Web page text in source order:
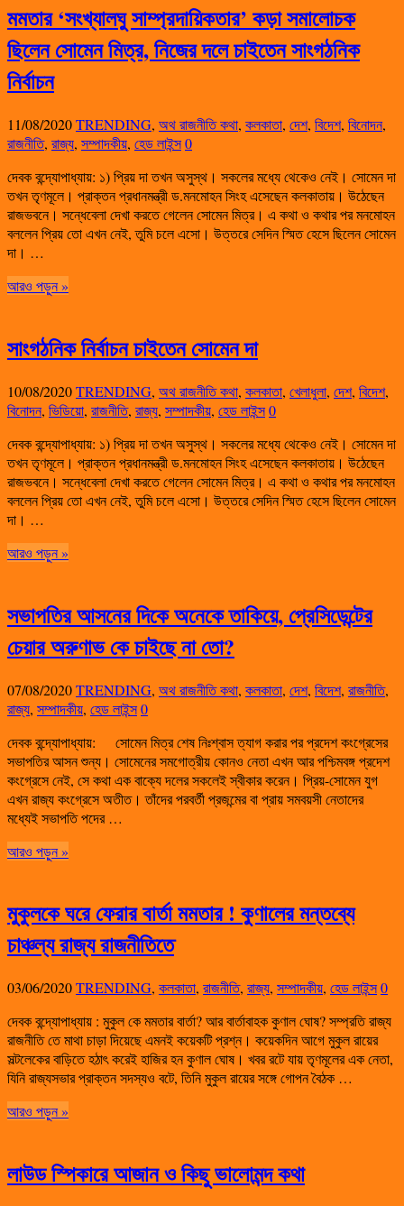
মমতার ‘সংখ্যালঘু সাম্প্রদায়িকতার’ কড়া সমালোচক
ছিলেন সোমেন মিত্র, নিজের দলে চাইতেন সাংগঠনিক
নির্বাচন
11/08/2020TRENDING, অথ রাজনীতি কথা, কলকাতা, দেশ, বিদেশ, বিনোদন,
রাজনীতি, রাজ্য, সম্পাদকীয়, হেড লাইন্স0
দেবক বন্দ্যোপাধ্যায়: ১) প্রিয় দা তখন অসুস্থ। সকলের মধ্যে থেকেও নেই। সোমেন দা
তখন তৃণমূলে। প্রাক্তন প্রধানমন্ত্রী ড.মনমোহন সিংহ এসেছেন কলকাতায়। উঠেছেন
রাজভবনে। সন্ধেবেলা দেখা করতে গেলেন সোমেন মিত্র। এ কথা ও কথার পর মনমোহন
বললেন প্রিয় তো এখন নেই, তুমি চলে এসো। উত্তরে সেদিন স্মিত হেসে ছিলেন সোমেন
দা। …
আরও পড়ুন »
সাংগঠনিক নির্বাচন চাইতেন সোমেন দা
10/08/2020TRENDING, অথ রাজনীতি কথা, কলকাতা, খেলাধুলা, দেশ, বিদেশ,
বিনোদন, ভিডিয়ো, রাজনীতি, রাজ্য, সম্পাদকীয়, হেড লাইন্স0
দেবক বন্দ্যোপাধ্যায়: ১) প্রিয় দা তখন অসুস্থ। সকলের মধ্যে থেকেও নেই। সোমেন দা
তখন তৃণমূলে। প্রাক্তন প্রধানমন্ত্রী ড.মনমোহন সিংহ এসেছেন কলকাতায়। উঠেছেন
রাজভবনে। সন্ধেবেলা দেখা করতে গেলেন সোমেন মিত্র। এ কথা ও কথার পর মনমোহন
বললেন প্রিয় তো এখন নেই, তুমি চলে এসো। উত্তরে সেদিন স্মিত হেসে ছিলেন সোমেন
দা। …
আরও পড়ুন »
সভাপতির আসনের দিকে অনেকে তাকিয়ে, প্রেসিডেন্টের
চেয়ার অরুণাভ কে চাইছে না তো?
07/08/2020TRENDING, অথ রাজনীতি কথা, কলকাতা, দেশ, বিদেশ, রাজনীতি,
রাজ্য, সম্পাদকীয়, হেড লাইন্স0
দেবক বন্দ্যোপাধ্যায়: সোমেন মিত্র শেষ নিঃশ্বাস ত্যাগ করার পর প্রদেশ কংগ্রেসের
সভাপতির আসন শুন্য। সোমেনের সমগোত্রীয় কোনও নেতা এখন আর পশ্চিমবঙ্গ প্রদেশ
কংগ্রেসে নেই, সে কথা এক বাক্যে দলের সকলেই স্বীকার করেন। প্রিয়-সোমেন যুগ
এখন রাজ্য কংগ্রেসে অতীত। তাঁদের পরবর্তী প্রজন্মের বা প্রায় সমবয়সী নেতাদের
মধ্যেই সভাপতি পদের …
আরও পড়ুন »
মুকুলকে ঘরে ফেরার বার্তা মমতার ! কুণালের মন্তব্যে
চাঞ্চল্য রাজ্য রাজনীতিতে
03/06/2020TRENDING, কলকাতা, রাজনীতি, রাজ্য, সম্পাদকীয়, হেড লাইন্স0
দেবক বন্দ্যোপাধ্যায় : মুকুল কে মমতার বার্তা? আর বার্তাবাহক কুণাল ঘোষ? সম্প্রতি রাজ্য
রাজনীতি তে মাথা চাড়া দিয়েছে এমনই কয়েকটি প্রশ্ন। কয়েকদিন আগে মুকুল রায়ের
সল্টলেকের বাড়িতে হঠাৎ করেই হাজির হন কুণাল ঘোষ। খবর রটে যায় তৃণমূলের এক নেতা,
যিনি রাজ্যসভার প্রাক্তন সদস্যও বটে, তিনি মুকুল রায়ের সঙ্গে গোপন বৈঠক …
আরও পড়ুন »
লাউড স্পিকারে আজান ও কিছু ভালোমন্দ কথা